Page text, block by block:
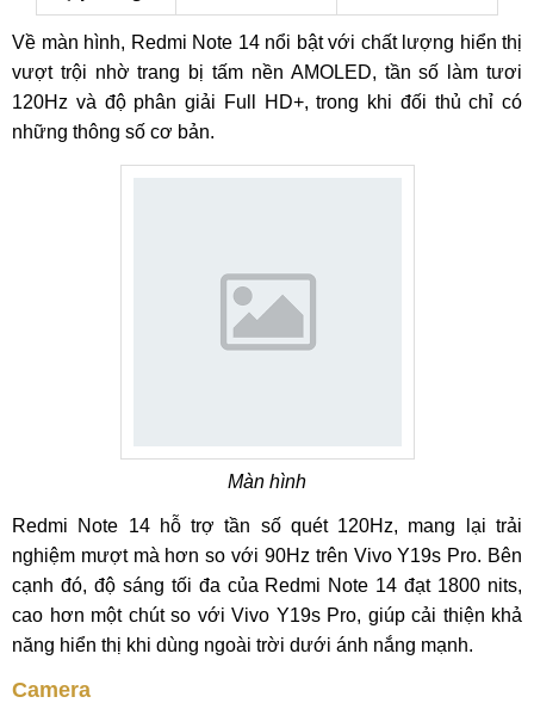
Về màn hình, Redmi Note 14 nổi bật với chất lượng hiển thị
vượt trội nhờ trang bị tấm nền AMOLED, tần số làm tươi
120Hz và độ phân giải Full HD+, trong khi đối thủ chỉ có
những thông số cơ bản.
Màn hình
Redmi Note 14 hỗ trợ tần số quét 120Hz, mang lại trải
nghiệm mượt mà hơn so với 90Hz trên Vivo Y19s Pro. Bên
cạnh đó, độ sáng tối đa của Redmi Note 14 đạt 1800 nits,
cao hơn một chút so với Vivo Y19s Pro, giúp cải thiện khả
năng hiển thị khi dùng ngoài trời dưới ánh nắng mạnh.
Camera